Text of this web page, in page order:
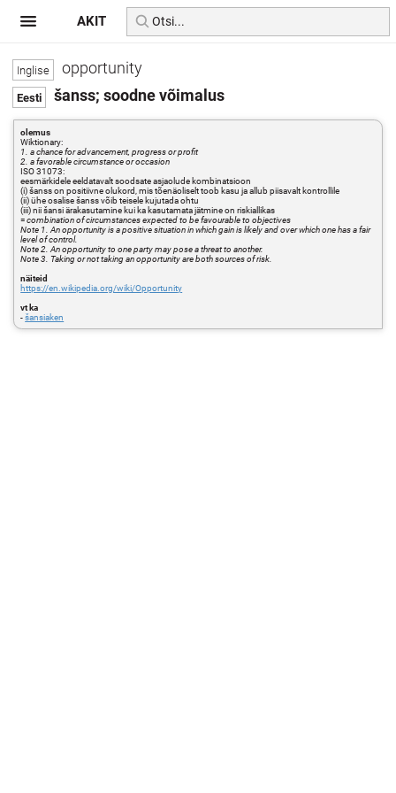
opportunity
šanss; soodne võimalus
olemus
Wiktionary:
1. a chance for advancement, progress or profit
2. a favorable circumstance or occasion
ISO 31073:
eesmärkidele eeldatavalt soodsate asjaolude kombinatsioon
(i) šanss on positiivne olukord, mis tõenäoliselt toob kasu ja allub piisavalt kontrollile
(ii) ühe osalise šanss võib teisele kujutada ohtu
(iii) nii šansi ärakasutamine kui ka kasutamata jätmine on riskiallikas
=combination of circumstances expected to be favourable to objectives
Note 1. An opportunity is a positive situation in which gain is likely and over which one has a fair
level of control.
Note 2. An opportunity to one party may pose a threat to another.
Note 3. Taking or not taking an opportunity are both sources of risk.
näiteid
https://en.wikipedia.org/wiki/Opportunity
vt ka
-šansiaken
AKIT